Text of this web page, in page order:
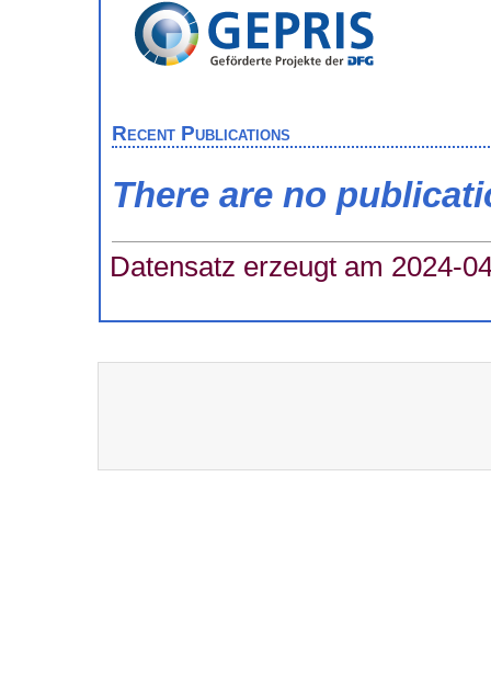
Recent Publications
There are no
Datensatz erzeugt am 2024-